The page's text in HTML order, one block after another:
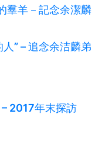
羣羊－記念余潔麟
” – 追念余洁麟弟
2017年末探訪